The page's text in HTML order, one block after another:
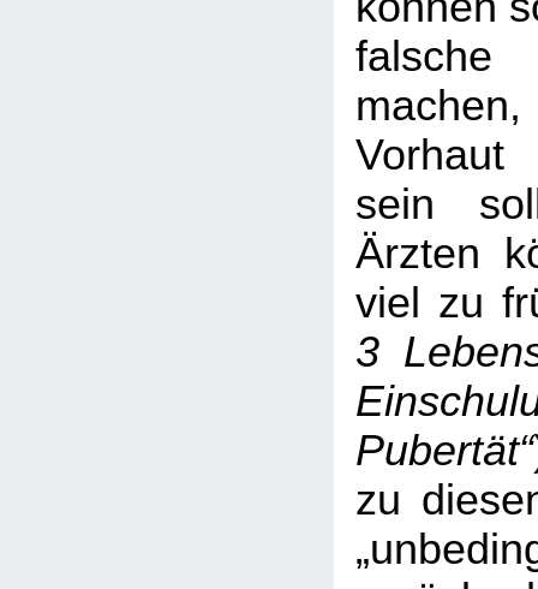
Vorhaut
sein
Ärzten
viel zu
3
Pubertät“
zu